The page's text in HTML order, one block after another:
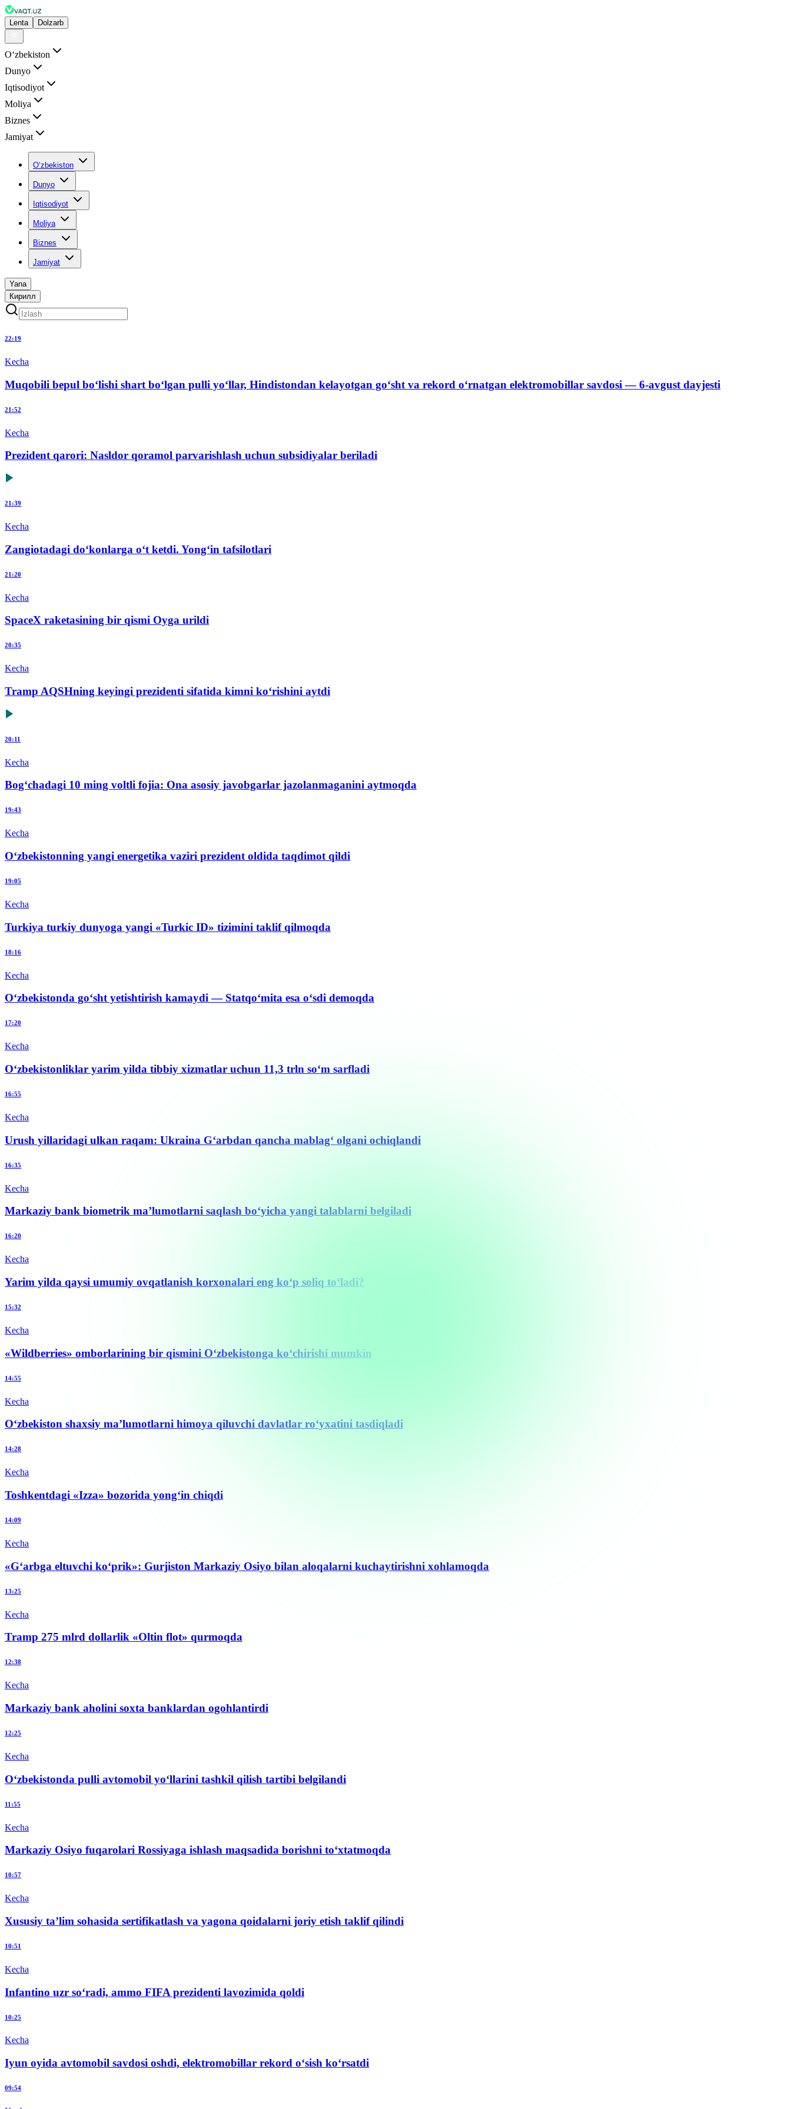
Lenta Dolzarb
Oʻzbekiston
Dunyo
Iqtisodiyot
Moliya
Biznes
Jamiyat
Oʻzbekiston
Dunyo
Iqtisodiyot
Moliya
Biznes
Jamiyat
Yana
Кирилл
22:19
Kecha
Muqobili bepul bo‘lishi shart bo‘lgan pulli yo‘llar, Hindistondan kelayotgan go‘sht va rekord o‘rnatgan elektromobillar savdosi — 6-avgust dayjesti
21:52
Kecha
Prezident qarori: Nasldor qoramol parvarishlash uchun subsidiyalar beriladi
21:39
Kecha
Zangiotadagi do‘konlarga o‘t ketdi. Yong‘in tafsilotlari
21:20
Kecha
SpaceX raketasining bir qismi Oyga urildi
20:35
Kecha
Tramp AQSHning keyingi prezidenti sifatida kimni ko‘rishini aytdi
20:11
Kecha
Bog‘chadagi 10 ming voltli fojia: Ona asosiy javobgarlar jazolanmaganini aytmoqda
19:43
Kecha
O‘zbekistonning yangi energetika vaziri prezident oldida taqdimot qildi
19:05
Kecha
Turkiya turkiy dunyoga yangi «Turkic ID» tizimini taklif qilmoqda
18:16
Kecha
O‘zbekistonda go‘sht yetishtirish kamaydi — Statqo‘mita esa o‘sdi demoqda
17:20
Kecha
O‘zbekistonliklar yarim yilda tibbiy xizmatlar uchun 11,3 trln so‘m sarfladi
16:55
Kecha
Urush yillaridagi ulkan raqam: Ukraina G‘arbdan qancha mablag‘ olgani ochiqlandi
16:35
Kecha
Markaziy bank biometrik ma’lumotlarni saqlash bo‘yicha yangi talablarni belgiladi
16:20
Kecha
Yarim yilda qaysi umumiy ovqatlanish korxonalari eng ko‘p soliq to‘ladi?
15:32
Kecha
«Wildberries» omborlarining bir qismini O‘zbekistonga ko‘chirishi mumkin
14:55
Kecha
O‘zbekiston shaxsiy ma’lumotlarni himoya qiluvchi davlatlar ro‘yxatini tasdiqladi
14:28
Kecha
Toshkentdagi «Izza» bozorida yong‘in chiqdi
14:09
Kecha
«G‘arbga eltuvchi ko‘prik»: Gurjiston Markaziy Osiyo bilan aloqalarni kuchaytirishni xohlamoqda
13:25
Kecha
Tramp 275 mlrd dollarlik «Oltin flot» qurmoqda
12:38
Kecha
Markaziy bank aholini soxta banklardan ogohlantirdi
12:25
Kecha
O‘zbekistonda pulli avtomobil yo‘llarini tashkil qilish tartibi belgilandi
11:55
Kecha
Markaziy Osiyo fuqarolari Rossiyaga ishlash maqsadida borishni to‘xtatmoqda
10:57
Kecha
Xususiy ta’lim sohasida sertifikatlash va yagona qoidalarni joriy etish taklif qilindi
10:51
Kecha
Infantino uzr so‘radi, ammo FIFA prezidenti lavozimida qoldi
10:25
Kecha
Iyun oyida avtomobil savdosi oshdi, elektromobillar rekord o‘sish ko‘rsatdi
09:54